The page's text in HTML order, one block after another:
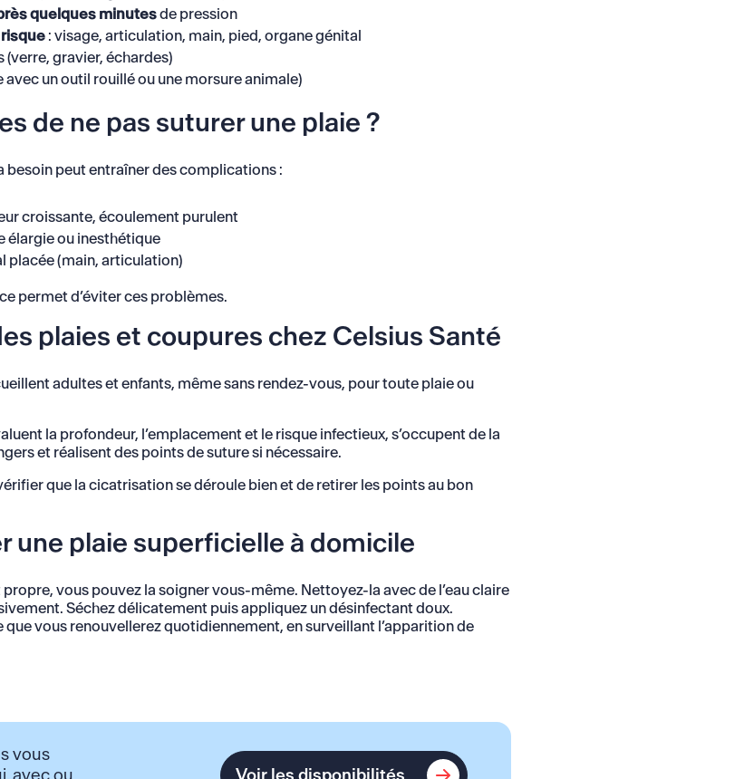
quelques minutesde pression
: visage, articulation, main, pied, organe génital
(verre, gravier, échardes)
un outil rouillé ou une morsure animale)
de ne pas suturer une plaie ?
besoin peut entraîner des complications :
croissante, écoulement purulent
élargie ou inesthétique
placée (main, articulation)
permet d’éviter ces problèmes.
plaies et coupures chez Celsius Santé
adultes et enfants, même sans rendez-vous, pour toute plaie ou
la profondeur, l’emplacement et le risque infectieux, s’occupent de la
et réalisent des points de suture si nécessaire.
que la cicatrisation se déroule bien et de retirer les points au bon
une plaie superficielle à domicile
vous pouvez la soigner vous-même. Nettoyez-la avec de l’eau claire
Séchez délicatement puis appliquez un désinfectant doux.
que vous renouvellerez quotidiennement, en surveillant l’apparition de
vous
Voir les disponibilités
Voir les disponibilités